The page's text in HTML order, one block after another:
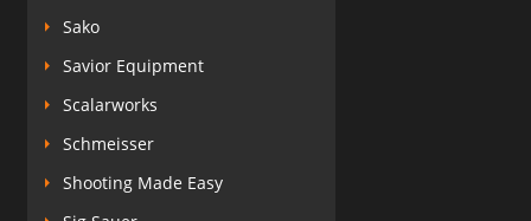
Sako
Savior Equipment
Scalarworks
Schmeisser
Shooting Made Easy